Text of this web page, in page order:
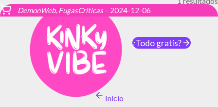
¿Todo gratis?
Inicio
DemonWeb, FugasCriticas- 2024-12-06